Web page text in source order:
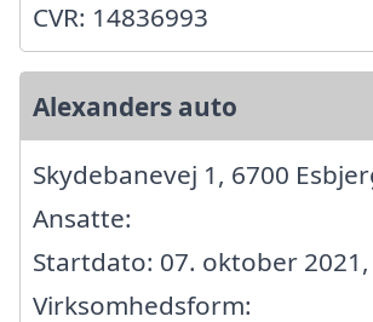
CVR: 14836993
Alexanders auto
Skydebanevej 1, 6700
Ansatte:
Startdato: 07. oktober 2021,
Virksomhedsform: